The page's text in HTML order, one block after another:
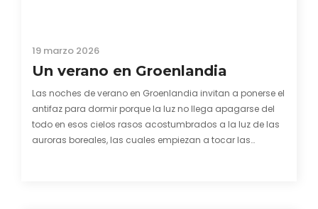
19 marzo 2026
Un verano en Groenlandia
Las noches de verano en Groenlandia invitan a ponerse el
antifaz para dormir porque la luz no llega apagarse del
todo en esos cielos rasos acostumbrados a la luz de las
auroras boreales, las cuales empiezan a tocar las